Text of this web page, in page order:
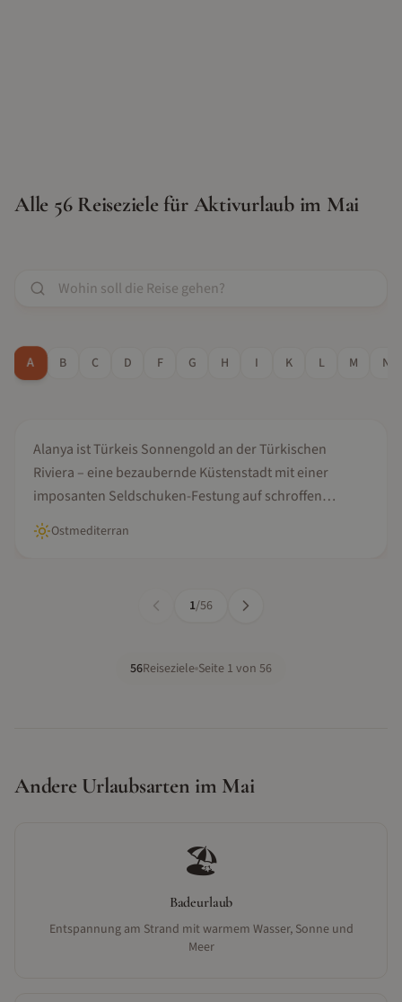
Alle 56Reiseziele für Aktivurlaubim Mai
A B C D F G H I K L M N
Alanya
Alanya ist Türkeis Sonnengold an der Türkischen
Riviera – eine bezaubernde Küstenstadt mit einer
imposanten Seldschuken-Festung auf schroffen
Klippen, dem berühmten Kleopatra-Strand und
unschlagbarem Preis-Leistungs-Verhältnis.
Ostmediterran
1/56
56Reiseziele Seite 1 von 56
Andere Urlaubsarten im Mai
🏖️
Badeurlaub
Entspannung am Strand mit warmem Wasser, Sonne und
Meer